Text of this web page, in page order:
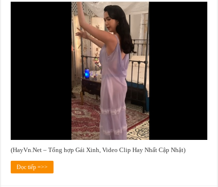
(HayVn.Net – Tổng hợp Gái Xinh, Video Clip Hay Nhất Cập Nhật)
Đọc tiếp =>>